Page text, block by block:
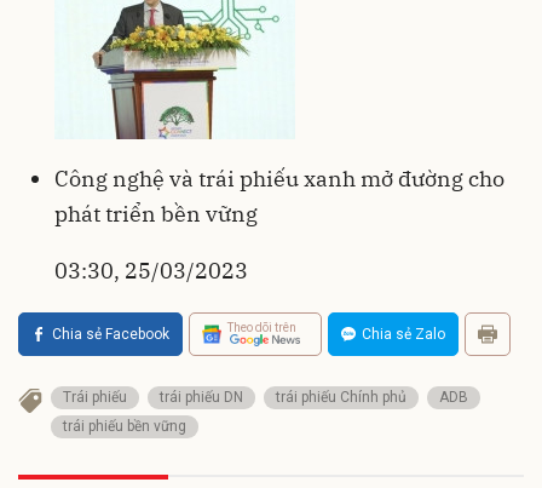
Công nghệ và trái phiếu xanh mở đường cho
phát triển bền vững
03:30, 25/03/2023
Chia sẻ Facebook Theo dõi trên Chia sẻ Zalo
Trái phiếu trái phiếu DN trái phiếu Chính phủ
ADB
trái phiếu bền vững